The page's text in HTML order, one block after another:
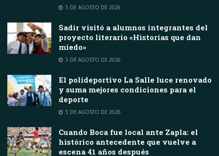
5 DE AGOSTO DE 2026
Sadir visitó a alumnos integrantes del
proyecto literario «Historias que dan
miedo»
5 DE AGOSTO DE 2026
El polideportivo La Salle luce renovado
y suma mejores condiciones para el
deporte
5 DE AGOSTO DE 2026
Cuando Boca fue local ante Zapla: el
histórico antecedente que vuelve a
escena 41 años después